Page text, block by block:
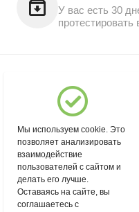
У вас есть 30
протестировать
Магазин "Северный"
Покупательский
Контакты
Мы используем cookie. Это
позволяет анализировать
взаимодействие
пользователей с сайтом и
делать его лучше.
Оставаясь на сайте, вы
соглашаетесь с